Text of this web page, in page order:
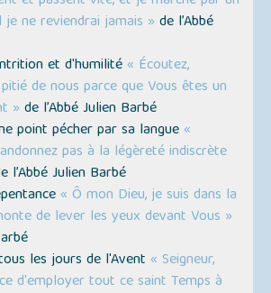
ne reviendrai jamais » de l’Abbé
et d'humilité « Écoutez,
de nous parce que Vous êtes un
» de l’Abbé Julien Barbé
point pécher par sa langue «
pas à la légèreté indiscrète
l’Abbé Julien Barbé
« Ô mon Dieu, je suis dans la
de lever les yeux devant Vous »
les jours de l'Avent « Seigneur,
d'employer tout ce saint Temps à